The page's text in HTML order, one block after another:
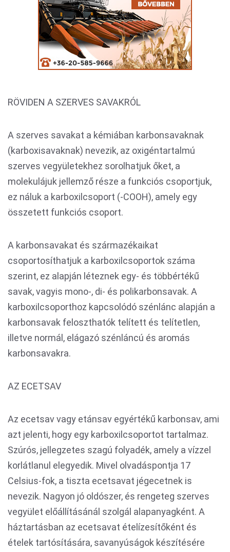
RÖVIDEN A SZERVES SAVAKRÓL
A szerves savakat a kémiában karbonsavaknak
(karboxisavaknak) nevezik, az oxigéntartalmú
szerves vegyületekhez sorolhatjuk őket, a
molekulájuk jellemző része a funkciós csoportjuk,
ez náluk a karboxilcsoport (-COOH), amely egy
összetett funkciós csoport.
A karbonsavakat és származékaikat
csoportosíthatjuk a karboxilcsoportok száma
szerint, ez alapján léteznek egy- és többértékű
savak, vagyis mono-, di- és polikarbonsavak. A
karboxilcsoporthoz kapcsolódó szénlánc alapján a
karbonsavak feloszthatók telített és telítetlen,
illetve normál, elágazó szénláncú és aromás
karbonsavakra.
AZ ECETSAV
Az ecetsav vagy etánsav egyértékű karbonsav, ami
azt jelenti, hogy egy karboxilcsoportot tartalmaz.
Szúrós, jellegzetes szagú folyadék, amely a vízzel
korlátlanul elegyedik. Mivel olvadáspontja 17
Celsius-fok, a tiszta ecetsavat jégecetnek is
nevezik. Nagyon jó oldószer, és rengeteg szerves
vegyület előállításánál szolgál alapanyagként. A
háztartásban az ecetsavat ételízesítőként és
ételek tartósítására, savanyúságok készítésére